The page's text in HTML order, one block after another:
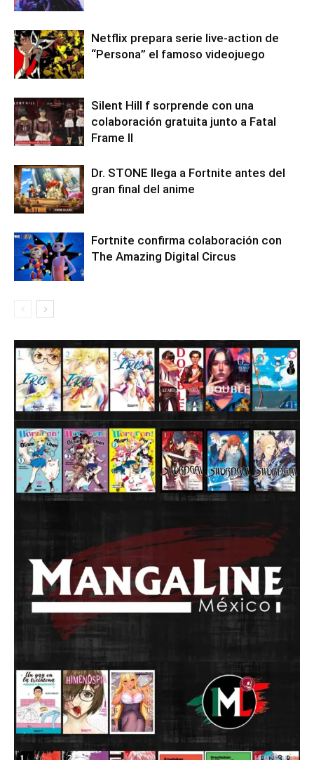
Netflix prepara serie live-action de
“Persona” el famoso videojuego
Silent Hill f sorprende con una
colaboración gratuita junto a Fatal
Frame II
Dr. STONE llega a Fortnite antes del
gran final del anime
Fortnite confirma colaboración con
The Amazing Digital Circus